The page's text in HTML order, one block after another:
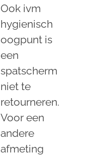
Ook ivm
hygienisch
oogpunt is
een
spatscherm
niet te
retourneren.
Voor een
andere
afmeting